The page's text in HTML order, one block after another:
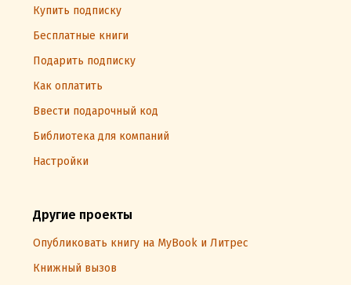
Купить подписку
Бесплатные книги
Подарить подписку
Как оплатить
Ввести подарочный код
Библиотека для компаний
Настройки
Другие проекты
Опубликовать книгу на MyBook и Литрес
Книжный вызов